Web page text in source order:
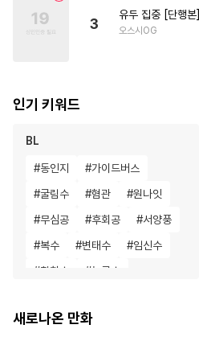
3
유두 집중 [단행본]
오스시OG
인기 키워드
BL
#동인지 #가이드버스
#굴림수 #혐관 #원나잇
#무심공 #후회공 #서양풍
#복수 #변태수 #임신수
#침착수 #능글수
#단정수 #인외존재
새로나온 만화